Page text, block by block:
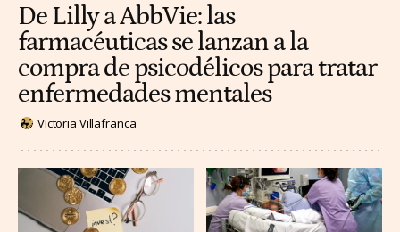
De Lilly a AbbVie: las
farmacéuticas se lanzan a la
compra de psicodélicos para tratar
enfermedades mentales
Victoria Villafranca